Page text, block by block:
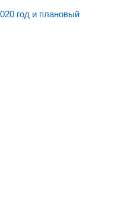
год и плановый